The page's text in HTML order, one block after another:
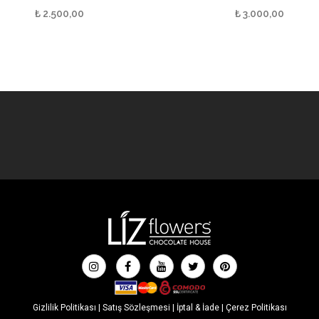
₺2.500,00 ₺3.000,00
Gizlilik Politikası Satış Sözleşmesi İptal & İade| Çerez Politikası